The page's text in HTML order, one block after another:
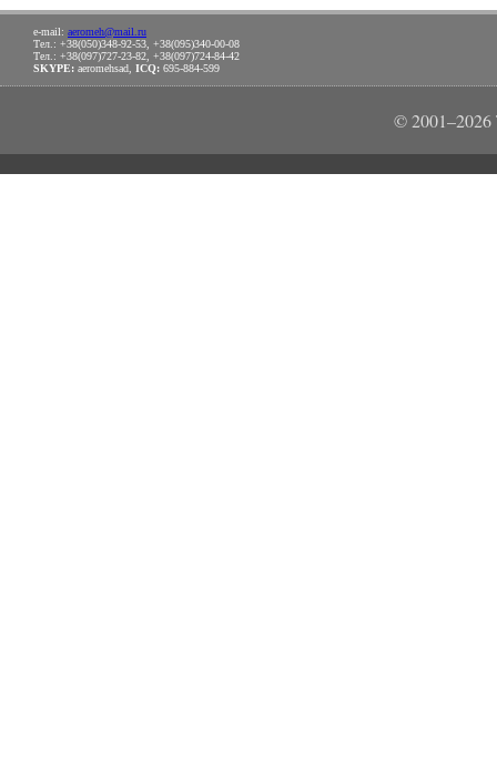
e-mail: aeromeh@mail.ru
Тел.: +38(050)348-92-53, +38(095)340-00-08
Тел.: +38(097)727-23-82, +38(097)724-84-42
SKYPE: aeromehsad, ICQ: 695-884-599
©